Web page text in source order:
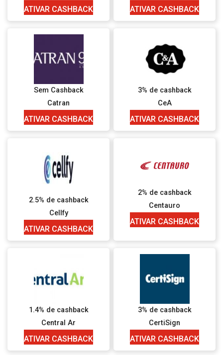
ATIVAR CASHBACK ATIVAR CASHBACK
Sem Cashback
Catran
ATIVAR CASHBACK
3% de cashback
CeA
ATIVAR CASHBACK
2.5% de cashback
Cellfy
ATIVAR CASHBACK
2% de cashback
Centauro
ATIVAR CASHBACK
1.4% de cashback
Central Ar
ATIVAR CASHBACK
3% de cashback
CertiSign
ATIVAR CASHBACK